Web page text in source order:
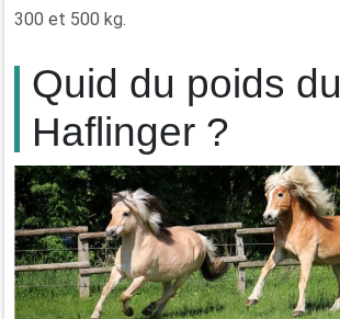
300 et 500 kg.
Quid du poids du
Haflinger ?